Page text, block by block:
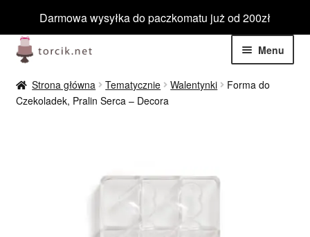
Darmowa wysyłka do paczkomatu już od 200zł
Przejdź
do
nawigacji
Przejdź
do
treści
Menu
Jadalne
Strona główna Tematycznie Walentynki
Forma do
Czekoladek, Pralin Serca – Decora